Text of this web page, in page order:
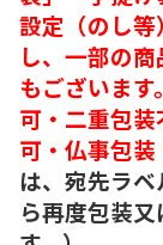
設定（のし
し、一部の
もございます。
可・二重包
可・仏事包装
は、宛先ラ
ら再度包装